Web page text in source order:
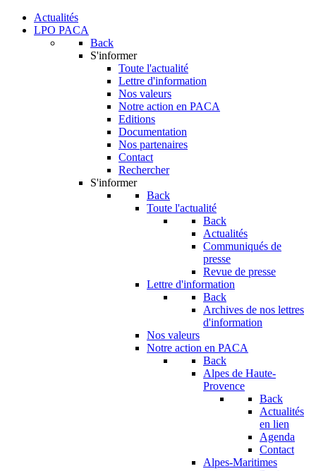
Actualités
LPO PACA
Back
S'informer
Toute l'actualité
Lettre d'information
Nos valeurs
Notre action en PACA
Editions
Documentation
Nos partenaires
Contact
Rechercher
S'informer
Back
Toute l'actualité
Back
Actualités
Communiqués de
presse
Revue de presse
Lettre d'information
Back
Archives de nos lettres
d'information
Nos valeurs
Notre action en PACA
Back
Alpes de Haute-
Provence
Back
Actualités
en lien
Agenda
Contact
Alpes-Maritimes